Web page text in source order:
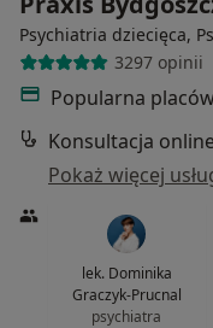
Psychiatria dziecięca,
3297 opinii
Popularna
Pokaż więcej
lek. Dominika
Graczyk-Prucnal
psychiatra